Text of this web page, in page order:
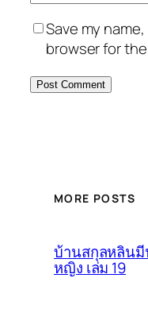
Save my
browser for
MORE POSTS
บ้านสกุลหลินมี
หญิง เล่ม 19